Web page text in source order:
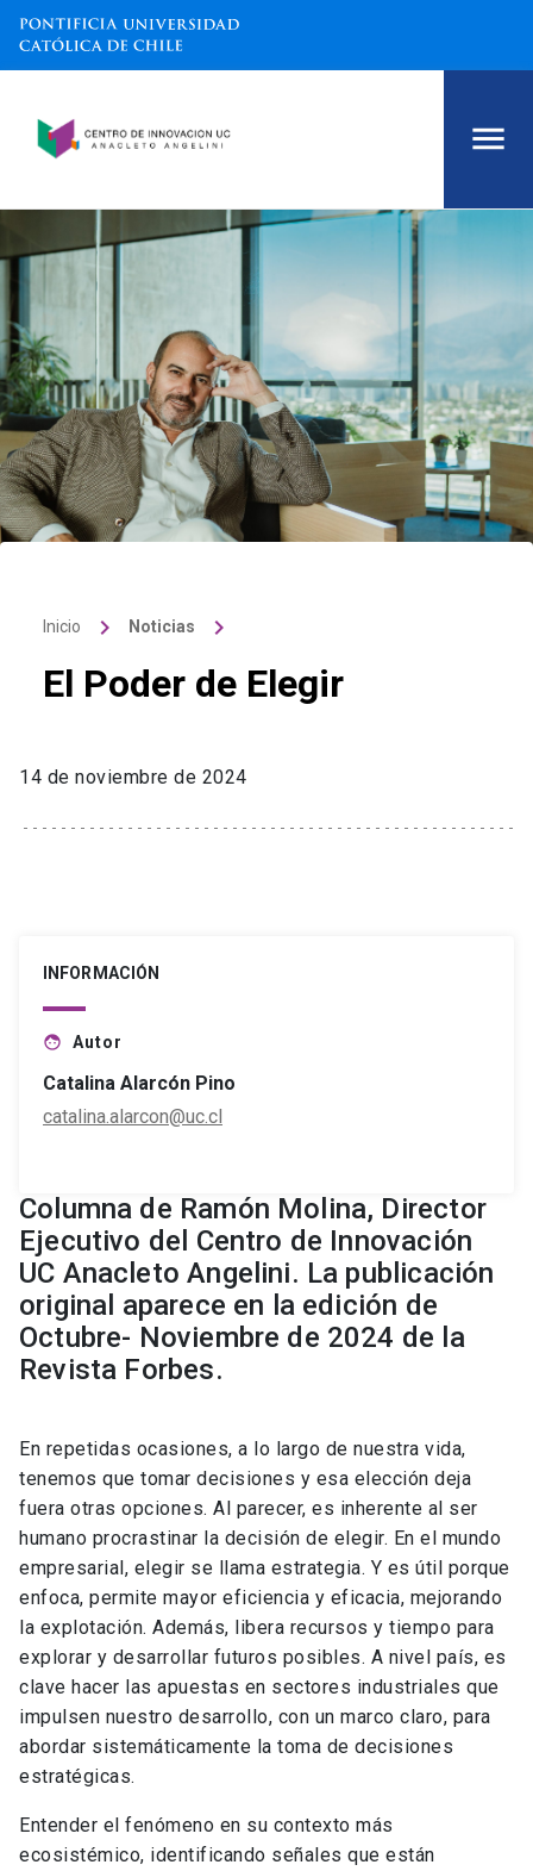
Inicio keyboard_arrow_right Noticias keyboard_arrow_right
El Poder de Elegir
14 de noviembre de 2024
INFORMACIÓN
face Autor
Catalina Alarcón Pino
catalina.alarcon@uc.cl
Columna de Ramón Molina, Director
Ejecutivo del Centro de Innovación
UC Anacleto Angelini. La publicación
original aparece en la edición de
Octubre- Noviembre de 2024 de la
Revista Forbes.
En repetidas ocasiones, a lo largo de nuestra vida,
tenemos que tomar decisiones y esa elección deja
fuera otras opciones. Al parecer, es inherente al ser
humano procrastinar la decisión de elegir. En el mundo
empresarial, elegir se llama estrategia. Y es útil porque
enfoca, permite mayor eficiencia y eficacia, mejorando
la explotación. Además, libera recursos y tiempo para
explorar y desarrollar futuros posibles. A nivel país, es
clave hacer las apuestas en sectores industriales que
impulsen nuestro desarrollo, con un marco claro, para
abordar sistemáticamente la toma de decisiones
estratégicas.
Entender el fenómeno en su contexto más
ecosistémico, identificando señales que están